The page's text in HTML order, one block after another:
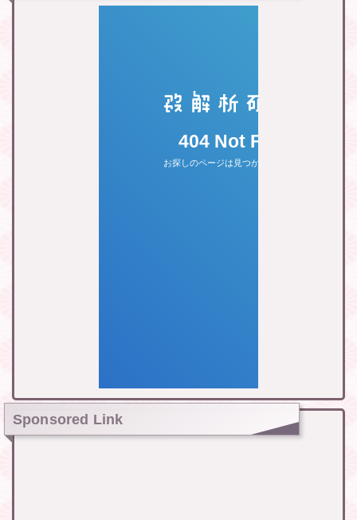
Sponsored Link